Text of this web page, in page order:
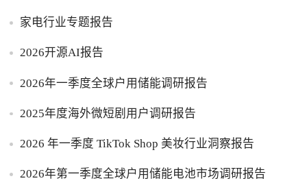
家电行业专题报告
2026开源AI报告
2026年一季度全球户用储能调研报告
2025年度海外微短剧用户调研报告
2026 年一季度 TikTok Shop 美妆行业洞察报告
2026年第一季度全球户用储能电池市场调研报告